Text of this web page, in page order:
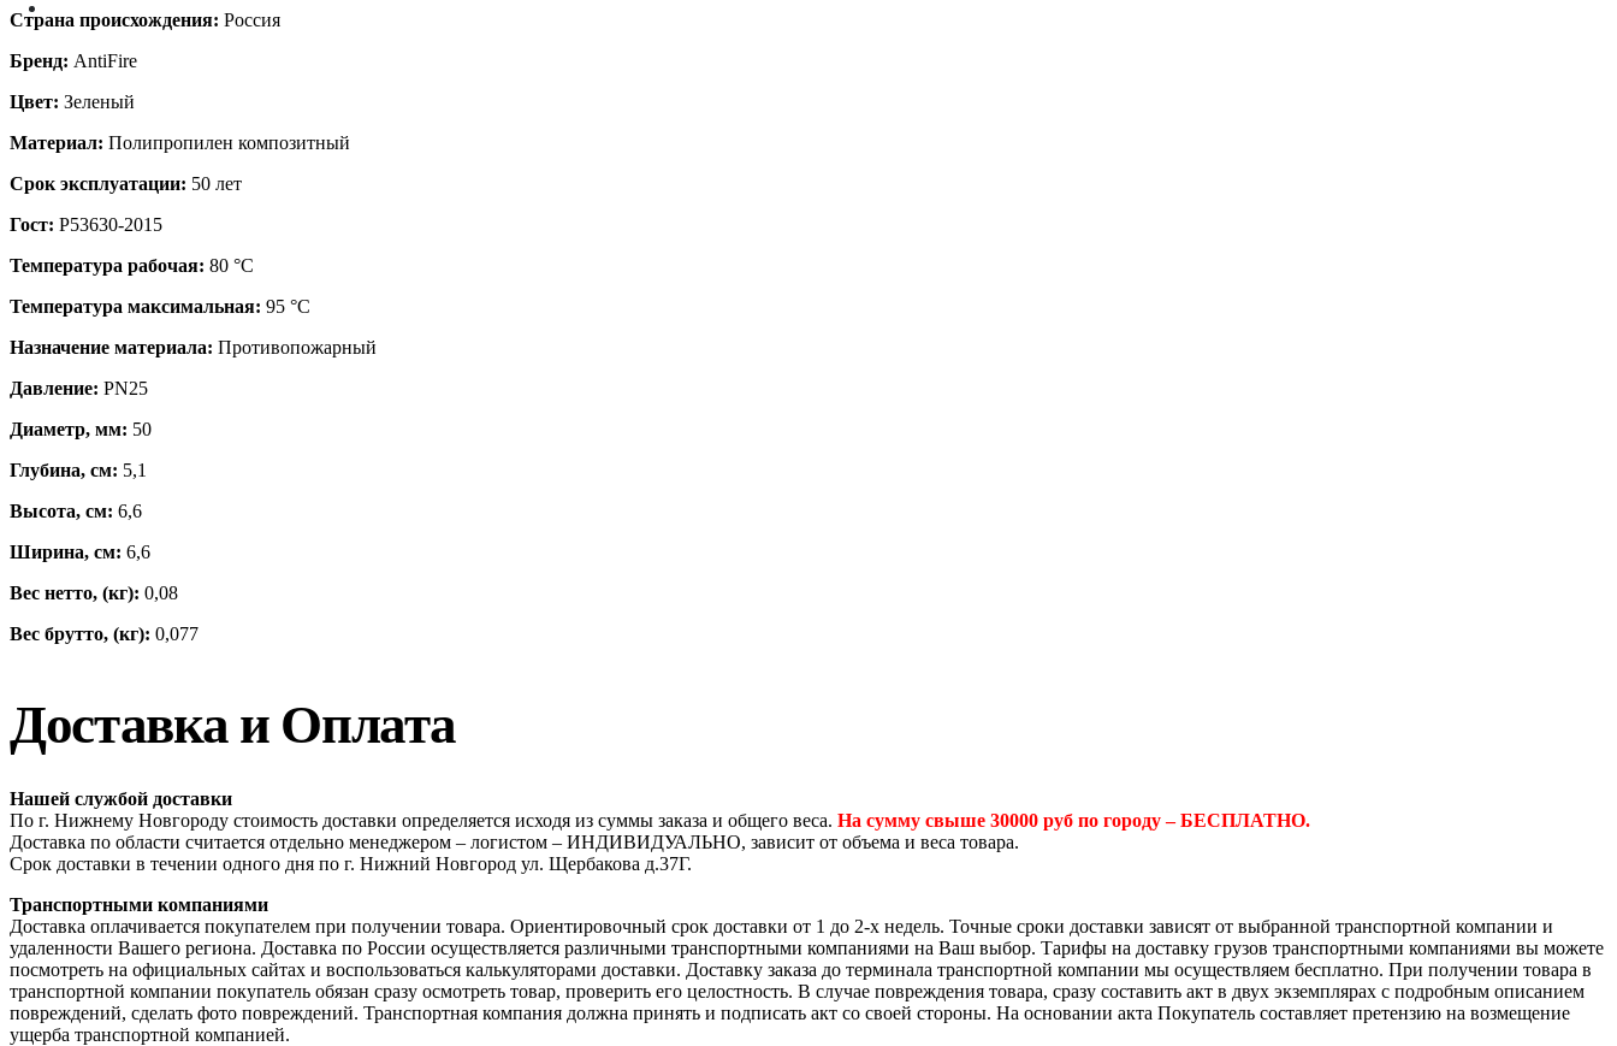
Страна происхождения: Россия
Бренд: AntiFire
Цвет: Зеленый
Материал: Полипропилен композитный
Срок эксплуатации: 50 лет
Гост: Р53630-2015
Температура рабочая: 80 °С
Температура максимальная: 95 °С
Назначение материала: Противопожарный
Давление: PN25
Диаметр, мм: 50
Глубина, см: 5,1
Высота, см: 6,6
Ширина, см: 6,6
Вес нетто, (кг): 0,08
Вес брутто, (кг): 0,077
Доставка и Оплата
Нашей службой доставки
По г. Нижнему Новгороду стоимость доставки определяется исходя из суммы заказа и общего веса. На сумму свыше 30000 руб по городу – БЕСПЛАТНО.
Доставка по области считается отдельно менеджером – логистом – ИНДИВИДУАЛЬНО, зависит от объема и веса товара.
Срок доставки в течении одного дня по г. Нижний Новгород ул. Щербакова д.37Г.
Транспортными компаниями
Доставка оплачивается покупателем при получении товара. Ориентировочный срок доставки от 1 до 2-х недель. Точные сроки доставки зависят от выбранной транспортной компании и
удаленности Вашего региона. Доставка по России осуществляется различными транспортными компаниями на Ваш выбор. Тарифы на доставку грузов транспортными компаниями вы можете
посмотреть на официальных сайтах и воспользоваться калькуляторами доставки. Доставку заказа до терминала транспортной компании мы осуществляем бесплатно. При получении товара в
транспортной компании покупатель обязан сразу осмотреть товар, проверить его целостность. В случае повреждения товара, сразу составить акт в двух экземплярах с подробным описанием
повреждений, сделать фото повреждений. Транспортная компания должна принять и подписать акт со своей стороны. На основании акта Покупатель составляет претензию на возмещение
ущерба транспортной компанией.